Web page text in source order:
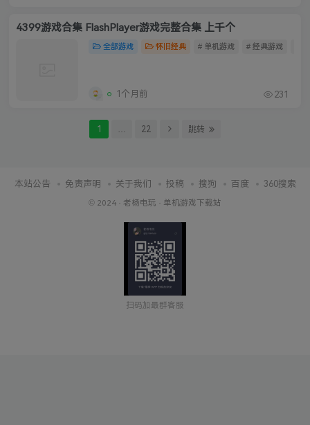
4399游戏合集 FlashPlayer游戏完整合集 上千个
全部游戏 怀旧经典 # 单机游戏 # 经典游戏
1个月前 231
1 … 22 跳转